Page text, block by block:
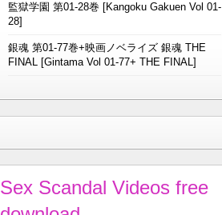
監獄学園 第01-28巻 [Kangoku Gakuen Vol 01-
28]
銀魂 第01-77巻+映画ノベライズ 銀魂 THE
FINAL [Gintama Vol 01-77+ THE FINAL]
Sex Scandal Videos free